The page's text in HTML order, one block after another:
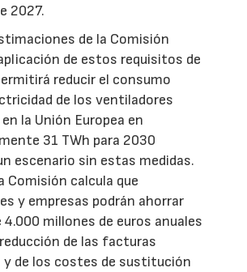
2027.
de la Comisión
de estos requisitos de
reducir el consumo
de los ventiladores
la Unión Europea en
31 TWh para 2030
escenario sin estas medidas.
Comisión calcula que
y empresas podrán ahorrar
4.000 millones de euros anuales
de las facturas
y de los costes de sustitución